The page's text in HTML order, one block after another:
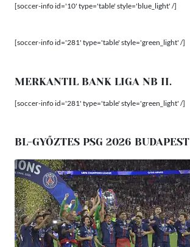
[soccer-info id='10' type='table' style='blue_light' /]
[soccer-info id='281' type='table' style='green_light' /]
MERKANTIL BANK LIGA NB II.
[soccer-info id='281' type='table' style='green_light' /]
BL-GYŐZTES PSG 2026 BUDAPEST